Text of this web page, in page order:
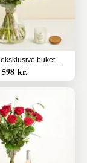
Floristens eksklusive buket med duftlys
598 kr.